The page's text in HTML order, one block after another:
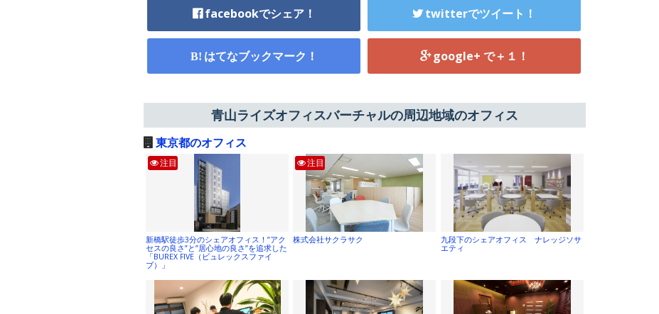
facebookでシェア！ twitterでツイート！
はてなブックマーク！ google+ で＋１！
青山ライズオフィスバーチャルの周辺地域のオフィス
東京都のオフィス
注目
新橋駅徒歩3分のシェアオフィス！”アク
セスの良さ”と”居心地の良さ”を追求した
「BUREX FIVE（ビュレックスファイ
ブ）」
注目
株式会社サクラサク
九段下のシェアオフィス ナレッジソサ
エティ